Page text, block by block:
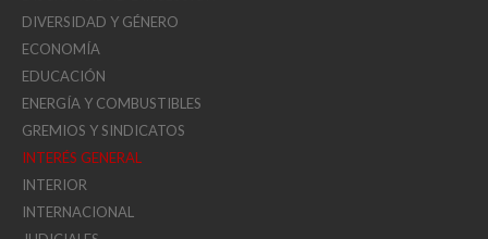
DIVERSIDAD Y GÉNERO
ECONOMÍA
EDUCACIÓN
ENERGÍA Y COMBUSTIBLES
GREMIOS Y SINDICATOS
INTERÉS GENERAL
INTERIOR
INTERNACIONAL